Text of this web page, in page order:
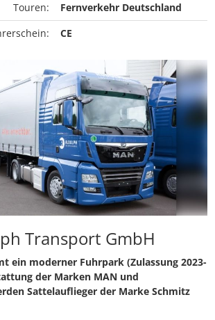
Touren:
Fernverkehr Deutschland
CE
Transport GmbH
ein moderner Fuhrpark (Zulassung 2023-
der Marken MAN und
Sattelauflieger der Marke Schmitz